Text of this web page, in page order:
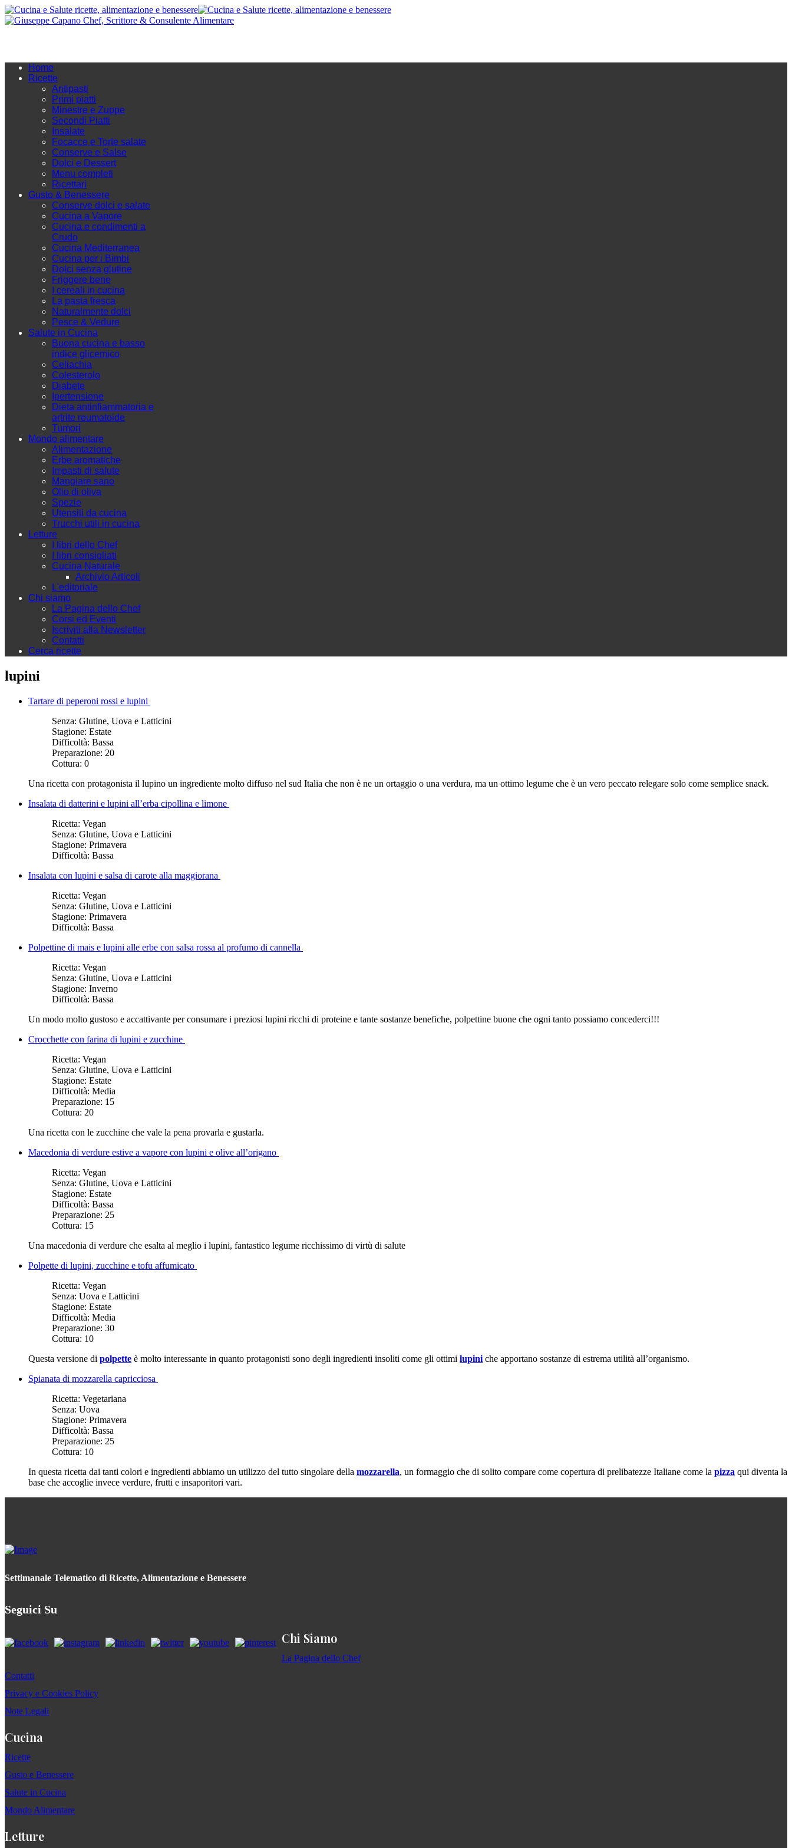
Home
Ricette
Antipasti
Primi piatti
Minestre e Zuppe
Secondi Piatti
Insalate
Focacce e Torte salate
Conserve e Salse
Dolci e Dessert
Menu completi
Ricettari
Gusto & Benessere
Conserve dolci e salate
Cucina a Vapore
Cucina e condimenti a
Crudo
Cucina Mediterranea
Cucina per i Bimbi
Dolci senza glutine
Friggere bene
I cereali in cucina
La pasta fresca
Naturalmente dolci
Pesce & Vedure
Salute in Cucina
Buona cucina e basso
indice glicemico
Celiachia
Colesterolo
Diabete
Ipertensione
Dieta antinfiammatoria e
artrite reumatoide
Tumori
Mondo alimentare
Alimentazione
Erbe aromatiche
Impasti di salute
Mangiare sano
Olio di oliva
Spezie
Utensili da cucina
Trucchi utili in cucina
Letture
I libri dello Chef
I libri consigliati
Cucina Naturale
Archivio Articoli
L'editoriale
Chi siamo
La Pagina dello Chef
Corsi ed Eventi
Iscriviti alla Newsletter
Contatti
Cerca ricette
lupini
Tartare di peperoni rossi e lupini
Senza: Glutine, Uova e Latticini
Stagione: Estate
Difficoltà: Bassa
Preparazione: 20
Cottura: 0
Una ricetta con protagonista il lupino un ingrediente molto diffuso nel sud Italia che non è ne un ortaggio o una verdura, ma un ottimo legume che è un vero peccato relegare solo come semplice snack.
Insalata di datterini e lupini all’erba cipollina e limone
Ricetta: Vegan
Senza: Glutine, Uova e Latticini
Stagione: Primavera
Difficoltà: Bassa
Insalata con lupini e salsa di carote alla maggiorana
Ricetta: Vegan
Senza: Glutine, Uova e Latticini
Stagione: Primavera
Difficoltà: Bassa
Polpettine di mais e lupini alle erbe con salsa rossa al profumo di cannella
Ricetta: Vegan
Senza: Glutine, Uova e Latticini
Stagione: Inverno
Difficoltà: Bassa
Un modo molto gustoso e accattivante per consumare i preziosi lupini ricchi di proteine e tante sostanze benefiche, polpettine buone che ogni tanto possiamo concederci!!!
Crocchette con farina di lupini e zucchine
Ricetta: Vegan
Senza: Glutine, Uova e Latticini
Stagione: Estate
Difficoltà: Media
Preparazione: 15
Cottura: 20
Una ricetta con le zucchine che vale la pena provarla e gustarla.
Macedonia di verdure estive a vapore con lupini e olive all’origano
Ricetta: Vegan
Senza: Glutine, Uova e Latticini
Stagione: Estate
Difficoltà: Bassa
Preparazione: 25
Cottura: 15
Una macedonia di verdure che esalta al meglio i lupini, fantastico legume ricchissimo di virtù di salute
Polpette di lupini, zucchine e tofu affumicato
Ricetta: Vegan
Senza: Uova e Latticini
Stagione: Estate
Difficoltà: Media
Preparazione: 30
Cottura: 10
Questa versione di polpette è molto interessante in quanto protagonisti sono degli ingredienti insoliti come gli ottimi lupini che apportano sostanze di estrema utilità all’organismo.
Spianata di mozzarella capricciosa
Ricetta: Vegetariana
Senza: Uova
Stagione: Primavera
Difficoltà: Bassa
Preparazione: 25
Cottura: 10
In questa ricetta dai tanti colori e ingredienti abbiamo un utilizzo del tutto singolare della mozzarella, un formaggio che di solito compare come copertura di prelibatezze Italiane come la pizza qui diventa la
base che accoglie invece verdure, frutti e insaporitori vari.
Settimanale Telematico di Ricette, Alimentazione e Benessere
Seguici Su
Chi Siamo
La Pagina dello Chef
Contatti
Privacy e Cookies Policy
Note Legali
Cucina
Ricette
Gusto e Benessere
Salute in Cucina
Mondo Alimentare
Letture